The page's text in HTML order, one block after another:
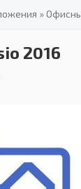
»
2016